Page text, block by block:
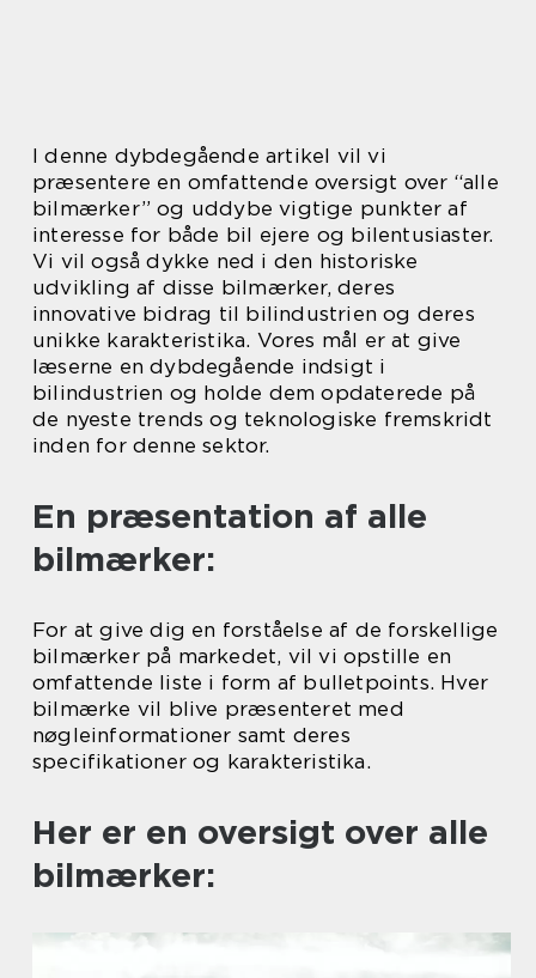
I denne dybdegående artikel vil vi
præsentere en omfattende oversigt over “alle
bilmærker” og uddybe vigtige punkter af
interesse for både bil ejere og bilentusiaster.
Vi vil også dykke ned i den historiske
udvikling af disse bilmærker, deres
innovative bidrag til bilindustrien og deres
unikke karakteristika. Vores mål er at give
læserne en dybdegående indsigt i
bilindustrien og holde dem opdaterede på
de nyeste trends og teknologiske fremskridt
inden for denne sektor.
En præsentation af alle
bilmærker:
For at give dig en forståelse af de forskellige
bilmærker på markedet, vil vi opstille en
omfattende liste i form af bulletpoints. Hver
bilmærke vil blive præsenteret med
nøgleinformationer samt deres
specifikationer og karakteristika.
Her er en oversigt over alle
bilmærker: